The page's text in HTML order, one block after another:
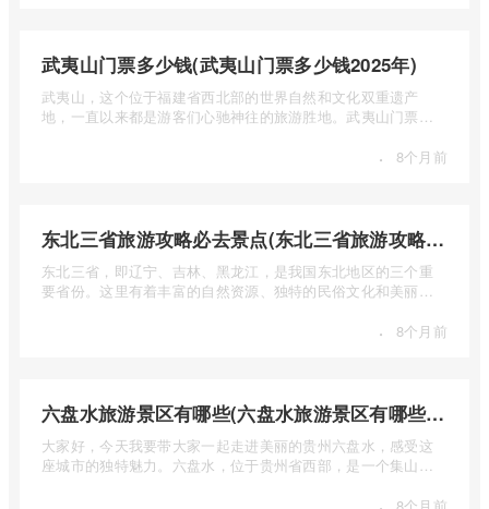
武夷山门票多少钱(武夷山门票多少钱2025年)
武夷山，这个位于福建省西北部的世界自然和文化双重遗产
地，一直以来都是游客们心驰神往的旅游胜地。武夷山门票多
· 8个月前
东北三省旅游攻略必去景点(东北三省旅游攻略必去景点视频介绍)
东北三省，即辽宁、吉林、黑龙江，是我国东北地区的三个重
要省份。这里有着丰富的自然资源、独特的民俗文化和美丽的
· 8个月前
六盘水旅游景区有哪些(六盘水旅游景区有哪些景点值得去)
大家好，今天我要带大家一起走进美丽的贵州六盘水，感受这
座城市的独特魅力。六盘水，位于贵州省西部，是一个集山水